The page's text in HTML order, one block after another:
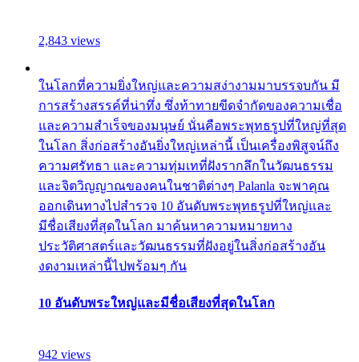
2,843 views
ในโลกที่ความยิ่งใหญ่และความสง่างามมาบรรจบกัน มี
การสร้างสรรค์ที่น่าทึ่ง ซึ่งท้าทายขีดจำกัดของความเชื่อ
และความสำเร็จของมนุษย์ นั่นคือพระพุทธรูปที่ใหญ่ที่สุด
ในโลก สิ่งก่อสร้างอันยิ่งใหญ่เหล่านี้ เป็นเครื่องพิสูจน์ถึง
ความศรัทธา และความทุ่มเทที่ฝังรากลึกในวัฒนธรรม
และจิตวิญญาณของคนในชาติต่างๆ Palanla จะพาคุณ
ออกเดินทางไปสำรวจ 10 อันดับพระพุทธรูปที่ใหญ่และ
มีชื่อเสียงที่สุดในโลก มาค้นหาความหมายทาง
ประวัติศาสตร์และวัฒนธรรมที่ฝังอยู่ในสิ่งก่อสร้างอัน
งดงามเหล่านี้ไปพร้อมๆ กัน
10 อันดับพระใหญ่และมีชื่อเสียงที่สุดในโลก
942 views